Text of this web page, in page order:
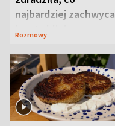
najbardziej zachwyca
ją w Lublinie
Rozmowy